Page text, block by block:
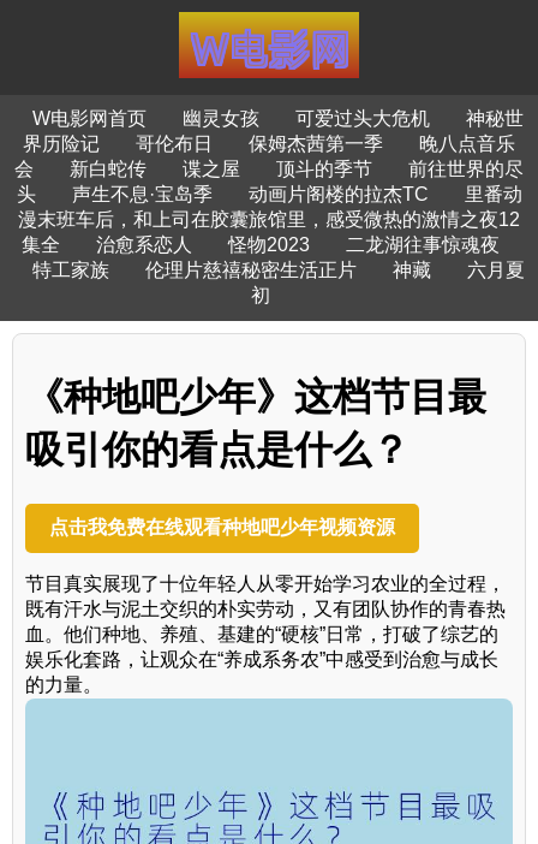
W电影网首页 幽灵女孩 可爱过头大危机
神秘世
界历险记
哥伦布日 保姆杰茜第一季
晚八点音乐
会
新白蛇传 谍之屋 顶斗的季节
前往世界的尽
头
声生不息·宝岛季 动画片阁楼的拉杰TC
里番动
漫末班车后，和上司在胶囊旅馆里，感受微热的激情之夜12
集全
治愈系恋人 怪物2023
二龙湖往事惊魂夜
特工家族
伦理片慈禧秘密生活正片 神藏
六月夏
初
《种地吧少年》这档节目最
吸引你的看点是什么？
点击我免费在线观看种地吧少年视频资源
节目真实展现了十位年轻人从零开始学习农业的全过程，
既有汗水与泥土交织的朴实劳动，又有团队协作的青春热
血。他们种地、养殖、基建的“硬核”日常，打破了综艺的
娱乐化套路，让观众在“养成系务农”中感受到治愈与成长
的力量。